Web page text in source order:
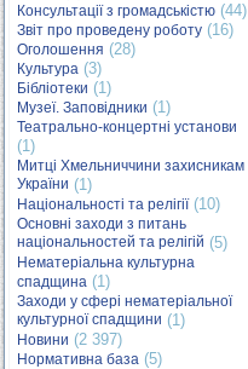
Консультації з громадськістю (44)
Звіт про проведену роботу (16)
Оголошення (28)
Культура (3)
Бібліотеки (1)
Музеї. Заповідники (1)
Театрально-концертні установи
(1)
Митці Хмельниччини захисникам
України (1)
Національності та релігії(10)
Основні заходи з питань
національностей та релігій (5)
Нематеріальна культурна
спадщина (1)
Заходи у сфері нематеріальної
культурної спадщини (1)
Новини (2 397)
Нормативна база (5)